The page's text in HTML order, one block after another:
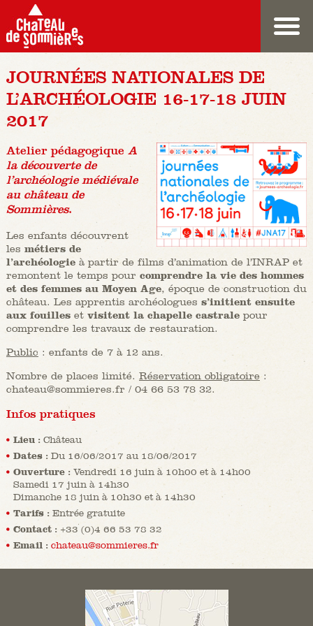
JOURNÉES NATIONALES DE
L’ARCHÉOLOGIE 16-17-18 JUIN
2017
Atelier pédagogique A
la découverte de
l’archéologie médiévale
au château de
Sommières.
Les enfants découvrent
les métiers de
l’archéologieà partir de films d’animation de l’INRAP et
remontent le temps pour comprendre la vie des hommes
et des femmes au Moyen Age, époque de construction du
château. Les apprentis archéologues s’initient ensuite
aux fouilleset visitent la chapelle castralepour
comprendre les travaux de restauration.
Public : enfants de 7 à 12 ans.
Nombre de places limité. Réservation obligatoire :
chateau@sommieres.fr / 04 66 53 78 32.
Infos pratiques
Lieu : Château
Dates : Du 16/06/2017 au 18/06/2017
Ouverture : Vendredi 16 juin à 10h00 et à 14h00
Samedi 17 juin à 14h30
Dimanche 18 juin à 10h30 et à 14h30
Tarifs : Entrée gratuite
Contact : +33 (0)4 66 53 78 32
Email : chateau@sommieres.fr